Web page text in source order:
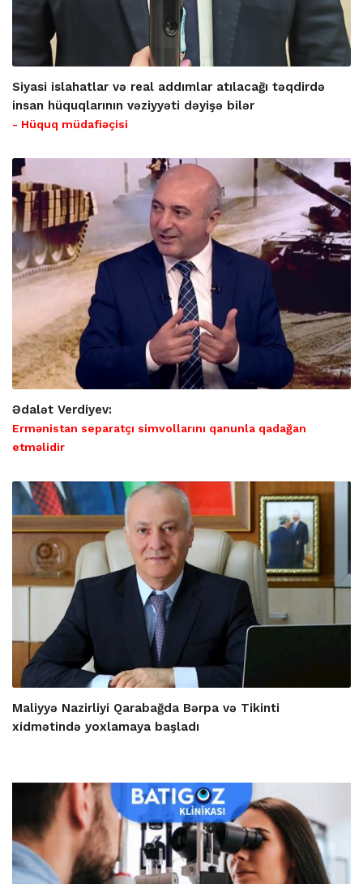
Siyasi islahatlar və real addımlar atılacağı təqdirdə
insan hüquqlarının vəziyyəti dəyişə bilər
- Hüquq müdafiəçisi
Ədalət Verdiyev:
Ermənistan separatçı simvollarını qanunla qadağan
etməlidir
Maliyyə Nazirliyi Qarabağda Bərpa və Tikinti
xidmətində yoxlamaya başladı